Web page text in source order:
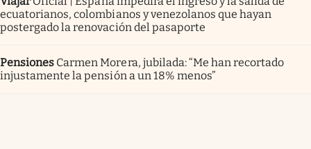
ecuatorianos, colombianos y venezolanos que hayan
postergado la renovación del pasaporte
Pensiones Carmen Morera, jubilada: “Me han recortado
injustamente la pensión a un 18% menos”